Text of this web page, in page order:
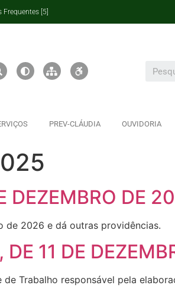
Frequentes [5]
PREV-CLÁUDIA OUVIDORIA
DEZEMBRO DE
de 2026 e dá outras providências.
11 DE
Trabalho responsável pela